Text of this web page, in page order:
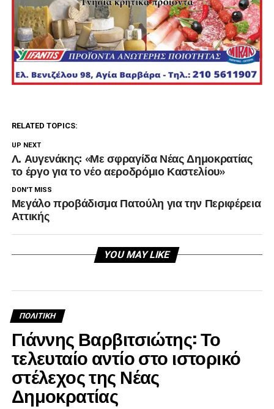
RELATED TOPICS:
UP NEXT
Λ. Αυγενάκης: «Με σφραγίδα Νέας Δημοκρατίας
το έργο για το νέο αεροδρόμιο Καστελίου»
DON'T MISS
Μεγάλο προβάδισμα Πατούλη για την Περιφέρεια
Αττικής
YOU MAY LIKE
ΠΟΛΙΤΙΚΉ
Γιάννης Βαρβιτσιώτης: Το
τελευταίο αντίο στο ιστορικό
στέλεχος της Νέας
Δημοκρατίας